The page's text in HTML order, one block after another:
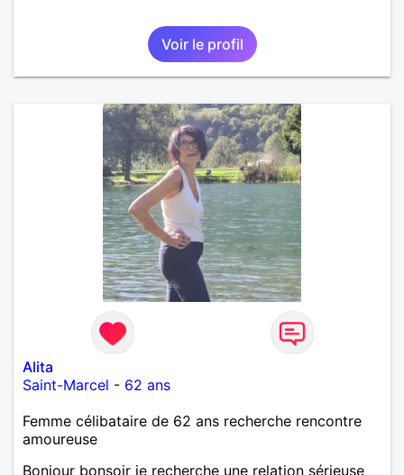
Voir le profil
Alita
Saint-Marcel - 62 ans
Femme célibataire de 62 ans recherche rencontre
amoureuse
Bonjour bonsoir je recherche une relation sérieuse